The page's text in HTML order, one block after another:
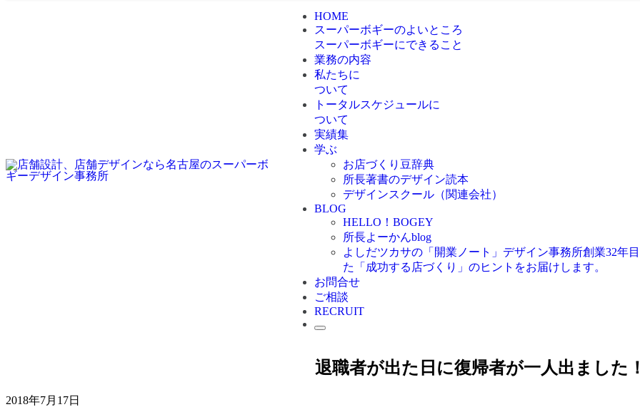
HOME
スーパーボギーのよいところ
スーパーボギーにできること
業務の内容
私たちに
ついて
トータルスケジュールに
ついて
実績集
学ぶ
お店づくり豆辞典
所長著書のデザイン読本
デザインスクール（関連会社）
BLOG
HELLO！BOGEY
所長よーかんblog
よしだツカサの「開業ノート」 デザイン事務所創業32年
た「成功する店づくり」のヒントをお届けします。
お問合せ
ご相談
RECRUIT
退職者が出た日に復帰者が一人出ました
2018年7月17日